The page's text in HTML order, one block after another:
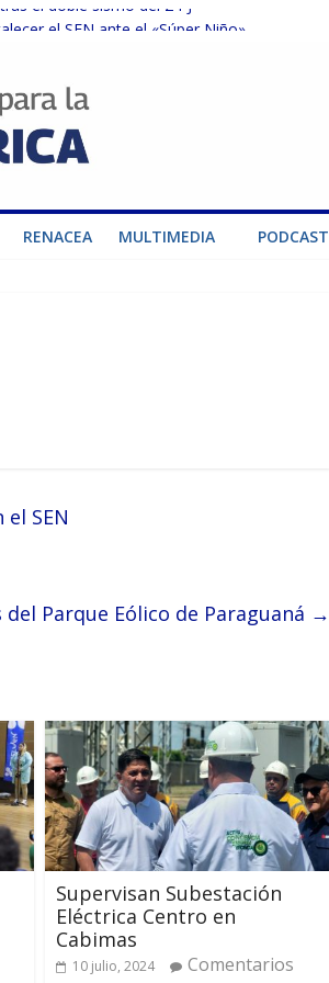
el doble sismo del 24-J
el SEN ante el «Súper Niño»
fenómeno de El Niño
el SEN
RENACEA MULTIMEDIA PODCAST
SEN
Parque Eólico de Paraguaná →
Supervisan Subestación
Eléctrica Centro en
Cabimas
10 julio, 2024
Comentarios